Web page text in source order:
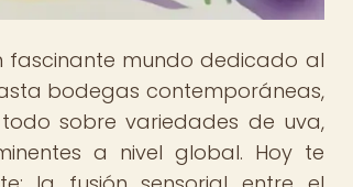
fascinante mundo dedicado al
bodegas contemporáneas,
sobre variedades de uva,
a nivel global. Hoy te